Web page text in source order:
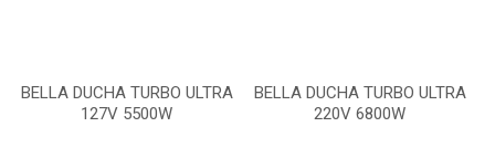
BELLA DUCHA TURBO ULTRA
127V 5500W
BELLA DUCHA TURBO ULTRA
220V 6800W